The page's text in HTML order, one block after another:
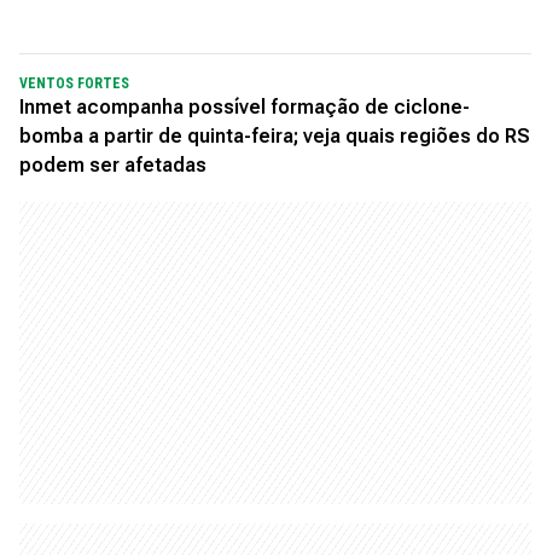
VENTOS FORTES
Inmet acompanha possível formação de ciclone-
bomba a partir de quinta-feira; veja quais regiões do RS
podem ser afetadas